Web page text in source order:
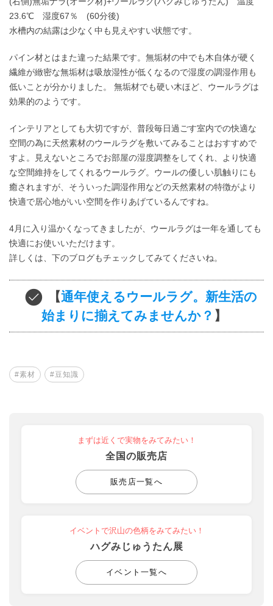
23.6℃ 湿度67％ (60分後)
水槽内の結露は少なく中も見えやすい状態です。
パイン材とはまた違った結果です。無垢材の中でも木自体が硬く
繊維が緻密な無垢材は吸放湿性が低くなるので湿度の調湿作用も
低いことが分かりました。 無垢材でも硬い木ほど、ウールラグは
効果的のようです。
インテリアとしても大切ですが、普段毎日過ごす室内での快適な
空間の為に天然素材のウールラグを敷いてみることはおすすめで
すよ。見えないところでお部屋の湿度調整をしてくれ、より快適
な空間維持をしてくれるウールラグ。ウールの優しい肌触りにも
癒されますが、そういった調湿作用などの天然素材の特徴がより
快適で居心地がいい空間を作りあげているんですね。
4月に入り温かくなってきましたが、ウールラグは一年を通しても
快適にお使いいただけます。
詳しくは、下のブログもチェックしてみてくださいね。
【通年使えるウールラグ。新生活の
始まりに揃えてみませんか？ 】
#素材 #豆知識
まずは近くで実物をみてみたい！
全国の販売店
販売店一覧へ
イベントで沢山の色柄をみてみたい！
ハグみじゅうたん展
イベント一覧へ